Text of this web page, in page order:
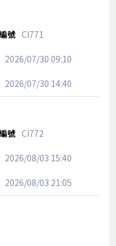
CI771
2026/07/30 09:10
2026/07/30 14:40
CI772
2026/08/03 15:40
2026/08/03 21:05